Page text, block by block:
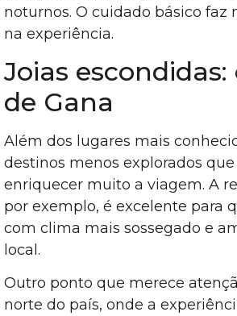
noturnos. O cuidado básico faz
na experiência.
Joias escondidas:
de Gana
Além dos lugares mais
destinos menos explorados
enriquecer muito a viagem. A
por exemplo, é excelente para
com clima mais sossegado e
local.
Outro ponto que merece
norte do país, onde a